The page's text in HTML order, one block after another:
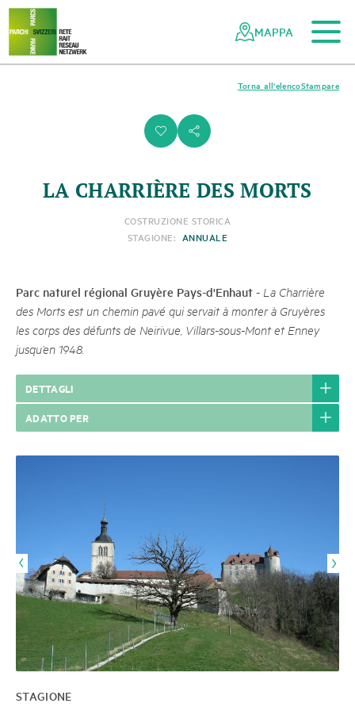
Navigazione
nella
rete
dei
Navigazione
rapida
Al contenuto principale
Alla navigazione mobile
Alla ricerca
Al piè di pagina
Alla mappa del sito
MAPPA
i s
Stampare
Torna all'elenco
LA CHARRIÈRE DES MORTS
COSTRUZIONE STORICA
STAGIONE: ANNUALE
Parc naturel régional Gruyère Pays-d'Enhaut - La Charrière
des Morts est un chemin pavé qui servait à monter à Gruyères
les corps des défunts de Neirivue, Villars-sous-Mont et Enney
jusqu’en 1948.
DETTAGLI
ADATTO PER
STAGIONE